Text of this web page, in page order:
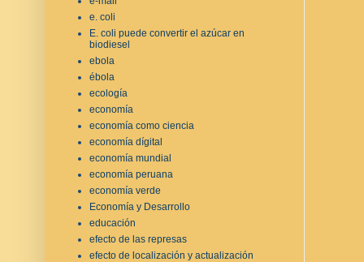
e. coli
E. coli puede convertir el azúcar en
biodiesel
ebola
ébola
ecología
economía
economía como ciencia
economía dígital
economía mundial
economía peruana
economía verde
Economía y Desarrollo
educación
efecto de las represas
efecto de localización y actualización